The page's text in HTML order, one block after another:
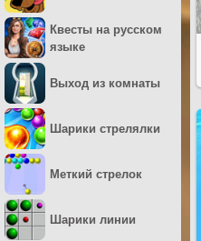
Квесты на русском
языке
Выход из комнаты
Шарики стрелялки
Меткий стрелок
Шарики линии